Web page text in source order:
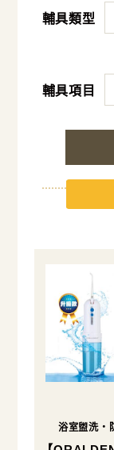
輔具類型
輔具項目
浴室盥洗・